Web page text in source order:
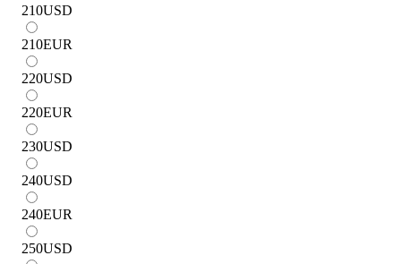
210USD
210EUR
220USD
220EUR
230USD
240USD
240EUR
250USD